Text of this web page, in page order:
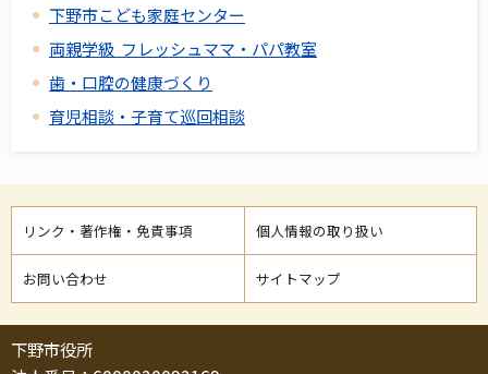
下野市こども家庭センター
両親学級 フレッシュママ・パパ教室
歯・口腔の健康づくり
育児相談・子育て巡回相談
リンク・著作権・免責事項 個人情報の取り扱い
お問い合わせ サイトマップ
下野市役所